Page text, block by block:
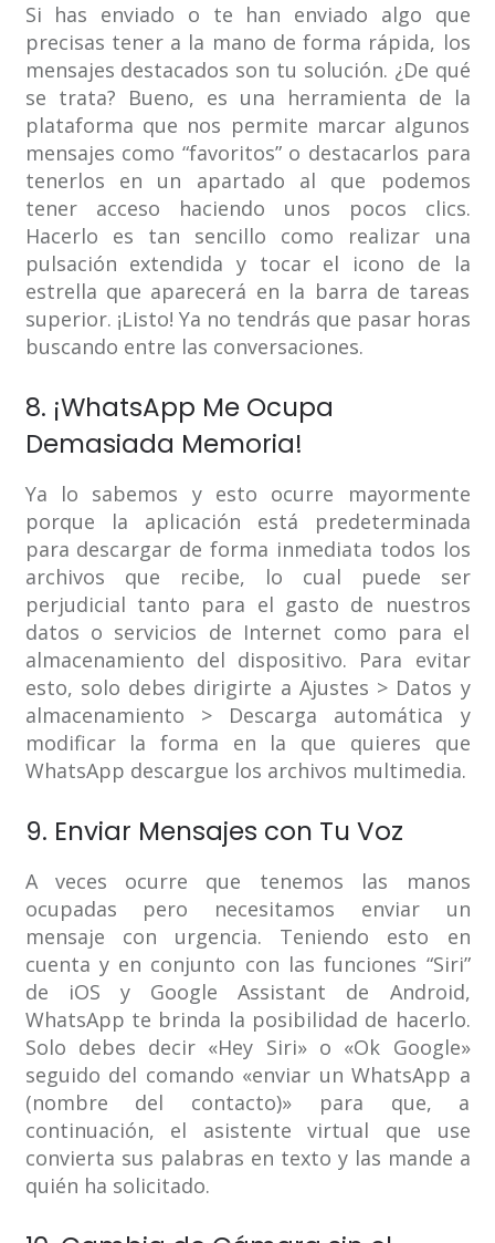
Si has enviado o te han enviado algo que
precisas tener a la mano de forma rápida, los
mensajes destacados son tu solución. ¿De qué
se trata? Bueno, es una herramienta de la
plataforma que nos permite marcar algunos
mensajes como “favoritos” o destacarlos para
tenerlos en un apartado al que podemos
tener acceso haciendo unos pocos clics.
Hacerlo es tan sencillo como realizar una
pulsación extendida y tocar el icono de la
estrella que aparecerá en la barra de tareas
superior. ¡Listo! Ya no tendrás que pasar horas
buscando entre las conversaciones.
8. ¡WhatsApp Me Ocupa
Demasiada Memoria!
Ya lo sabemos y esto ocurre mayormente
porque la aplicación está predeterminada
para descargar de forma inmediata todos los
archivos que recibe, lo cual puede ser
perjudicial tanto para el gasto de nuestros
datos o servicios de Internet como para el
almacenamiento del dispositivo. Para evitar
esto, solo debes dirigirte a Ajustes > Datos y
almacenamiento > Descarga automática y
modificar la forma en la que quieres que
WhatsApp descargue los archivos multimedia.
9. Enviar Mensajes con Tu Voz
A veces ocurre que tenemos las manos
ocupadas pero necesitamos enviar un
mensaje con urgencia. Teniendo esto en
cuenta y en conjunto con las funciones “Siri”
de iOS y Google Assistant de Android,
WhatsApp te brinda la posibilidad de hacerlo.
Solo debes decir «Hey Siri» o «Ok Google»
seguido del comando «enviar un WhatsApp a
(nombre del contacto)» para que, a
continuación, el asistente virtual que use
convierta sus palabras en texto y las mande a
quién ha solicitado.